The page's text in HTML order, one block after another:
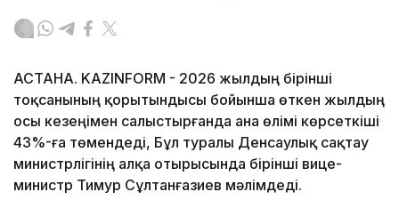
АСТАНА. KAZINFORM - 2026 жылдың бірінші
тоқсанының қорытындысы бойынша өткен жылдың
осы кезеңімен салыстырғанда ана өлімі көрсеткіші
43%-ға төмендеді, Бұл туралы Денсаулық сақтау
министрлігінің алқа отырысында бірінші вице-
министр Тимур Сұлтанғазиев мәлімдеді.